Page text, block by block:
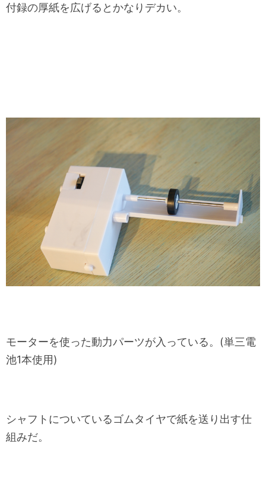
付録の厚紙を広げるとかなりデカい。
モーターを使った動力パーツが入っている。(単三電
池1本使用)
シャフトについているゴムタイヤで紙を送り出す仕
組みだ。